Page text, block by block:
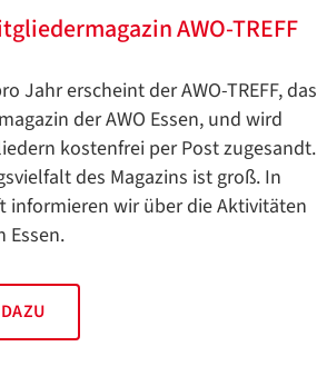
AWO-TREFF
Jahr erscheint der AWO-TREFF, das
der AWO Essen, und wird
kostenfrei per Post zugesandt.
des Magazins ist groß. In
informieren wir über die Aktivitäten
Essen.